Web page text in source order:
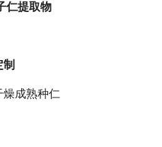
仁提取物
燥成熟种仁